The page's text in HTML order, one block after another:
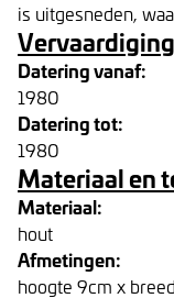
is uitgesneden,
Vervaardiging
Datering vanaf:
1980
Datering tot:
1980
Materiaal en
Materiaal:
hout
Afmetingen:
hoogte 9cm x